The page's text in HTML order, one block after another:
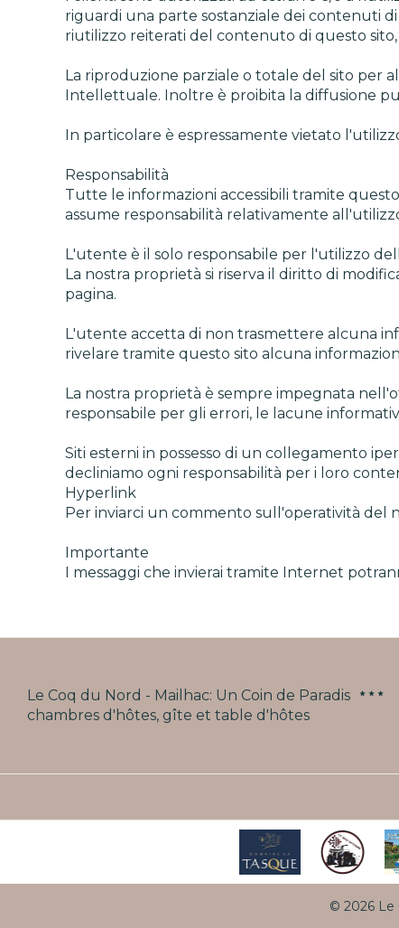
riguardi una parte sostanziale dei contenuti
riutilizzo reiterati del contenuto di questo sito,
La riproduzione parziale o totale del sito per
Intellettuale. Inoltre è proibita la diffusione
In particolare è espressamente vietato
Responsabilità
Tutte le informazioni accessibili tramite
assume responsabilità relativamente
L'utente è il solo responsabile per l'utilizzo
La nostra proprietà si riserva il diritto di
pagina.
L'utente accetta di non trasmettere alcuna
rivelare tramite questo sito alcuna
La nostra proprietà è sempre impegnata
responsabile per gli errori, le lacune
Siti esterni in possesso di un collegamento
decliniamo ogni responsabilità per i loro
Hyperlink
Per inviarci un commento sull'operatività del
Importante
I messaggi che invierai tramite Internet
Le Coq du Nord - Mailhac: Un Coin de Paradis
chambres d'hôtes, gîte et table d'hôtes
© 2026 Le